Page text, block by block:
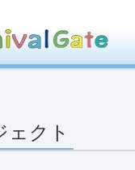
ェクト